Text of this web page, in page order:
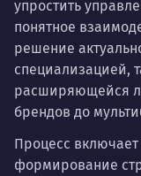
упростить
понятное
решение
специализацией,
расширяющейся
брендов до
Процесс включает
формирование